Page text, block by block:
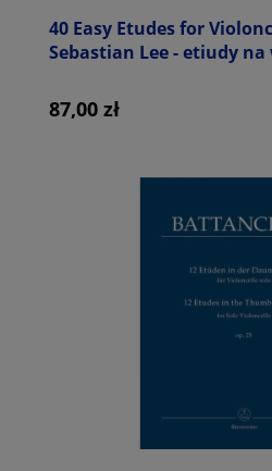
40 Easy Etudes for
Sebastian Lee - etiudy
87,00 zł